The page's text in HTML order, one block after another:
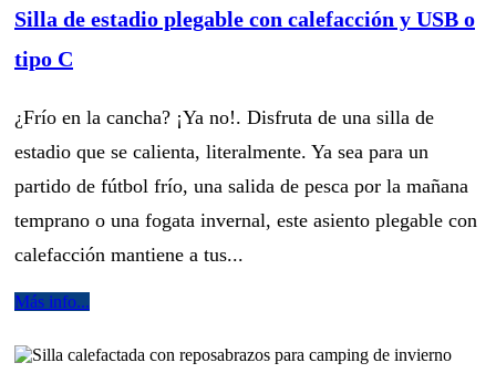
Silla de estadio plegable con calefacción y USB o
tipo C
¿Frío en la cancha? ¡Ya no!. Disfruta de una silla de
estadio que se calienta, literalmente. Ya sea para un
partido de fútbol frío, una salida de pesca por la mañana
temprano o una fogata invernal, este asiento plegable con
calefacción mantiene a tus...
Más info...